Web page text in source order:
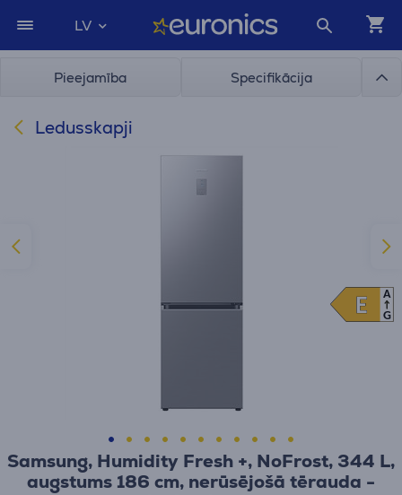
LV
Pieejamība Specifikācija
Ledusskapji
Samsung, Humidity Fresh +, NoFrost, 344 L,
augstums 186 cm, nerūsējošā tērauda -
E
E
A
G